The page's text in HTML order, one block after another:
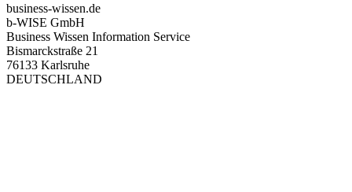
business-wissen.de
b-WISE GmbH
Business Wissen Information Service
Bismarckstraße 21
76133 Karlsruhe
DEUTSCHLAND